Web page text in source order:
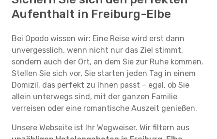
Aufenthalt in Freiburg-Elbe
Bei Opodo wissen wir: Eine Reise wird erst dann
unvergesslich, wenn nicht nur das Ziel stimmt,
sondern auch der Ort, an dem Sie zur Ruhe kommen.
Stellen Sie sich vor, Sie starten jeden Tag in einem
Domizil, das perfekt zu Ihnen passt – egal, ob Sie
allein unterwegs sind, mit der ganzen Familie
verreisen oder eine romantische Auszeit genießen.
Unsere Webseite ist Ihr Wegweiser. Wir filtern aus